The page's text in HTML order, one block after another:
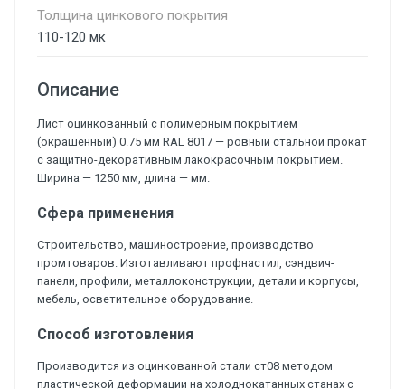
Толщина цинкового покрытия
110-120 мк
Описание
Лист оцинкованный с полимерным покрытием
(окрашенный) 0.75 мм RAL 8017 — ровный стальной прокат
с защитно-декоративным лакокрасочным покрытием.
Ширина — 1250 мм, длина — мм.
Сфера применения
Строительство, машиностроение, производство
промтоваров. Изготавливают профнастил, сэндвич-
панели, профили, металлоконструкции, детали и корпусы,
мебель, осветительное оборудование.
Способ изготовления
Производится из оцинкованной стали ст08 методом
пластической деформации на холоднокатанных станах с